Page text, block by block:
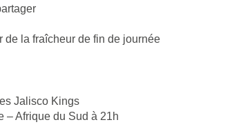
la fraîcheur de fin de journée
Jalisco Kings
– Afrique du Sud à 21h